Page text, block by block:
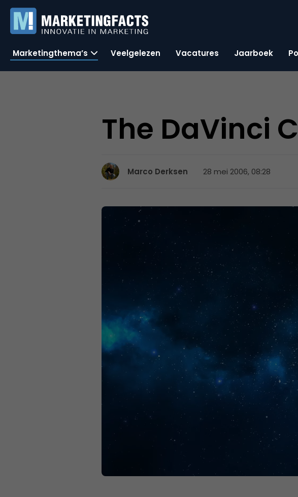
Marketingthema’s Veelgelezen Vacatures Jaarboek
The DaVinci
Marco Derksen 28 mei 2006, 08:28